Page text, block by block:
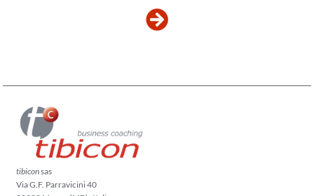
tibiconsas
Via G.F. Parravicini 40